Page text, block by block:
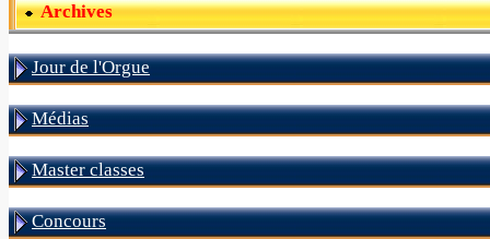
Archives
Jour de l'Orgue
Médias
Master classes
Concours